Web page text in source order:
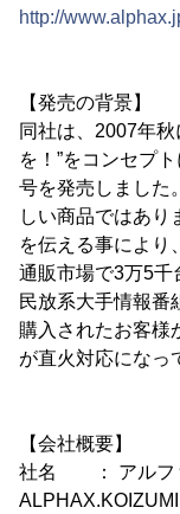
http://
【発売の背景】
同社は、2007年
を！”をコンセプ
号を発売しました
しい商品ではあり
を伝える事により
通販市場で3万5千
民放系大手情報番
購入されたお客様
が直火対応になっ
【会社概要】
社名 ： アルフ